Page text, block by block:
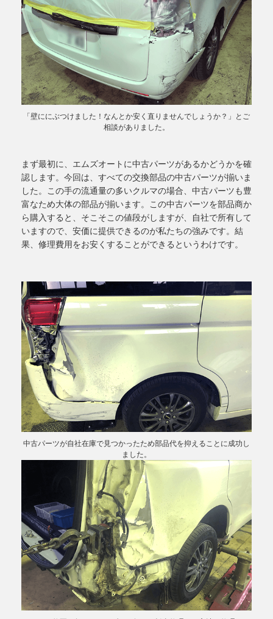
「壁ににぶつけました！なんとか安く直りませんでしょうか？」とご
相談がありました。
まず最初に、エムズオートに中古パーツがあるかどうかを確
認します。今回は、すべての交換部品の中古パーツが揃いま
した。この手の流通量の多いクルマの場合、中古パーツも豊
富なため大体の部品が揃います。この中古パーツを部品商か
ら購入すると、そこそこの値段がしますが、自社で所有して
いますので、安価に提供できるのが私たちの強みです。結
果、修理費用をお安くすることができるというわけです。
中古パーツが自社在庫で見つかったため部品代を抑えることに成功し
ました。